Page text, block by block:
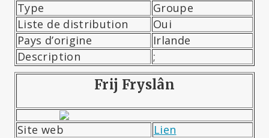
Type
Groupe
Liste de distribution
Oui
Pays d’origine
Irlande
Description
;
Frij Fryslân
Site web
Lien